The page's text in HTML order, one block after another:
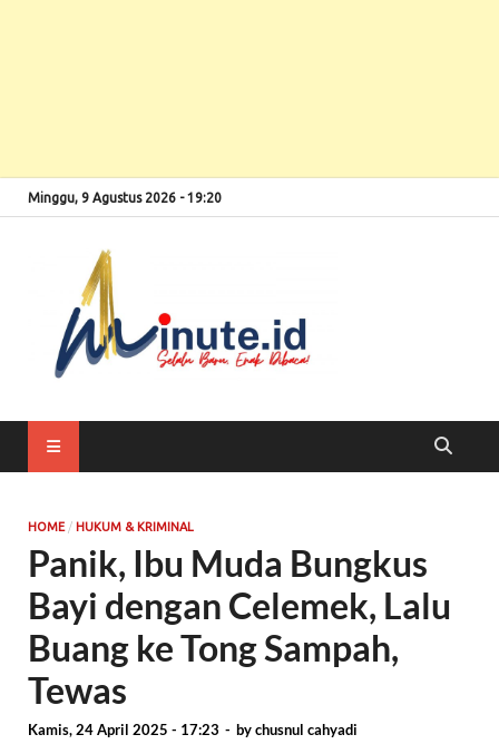
Minggu, 9 Agustus 2026 - 19:20
HOME / HUKUM & KRIMINAL
Panik, Ibu Muda Bungkus
Bayi dengan Celemek, Lalu
Buang ke Tong Sampah,
Tewas
Kamis, 24 April 2025 - 17:23 - bychusnul cahyadi